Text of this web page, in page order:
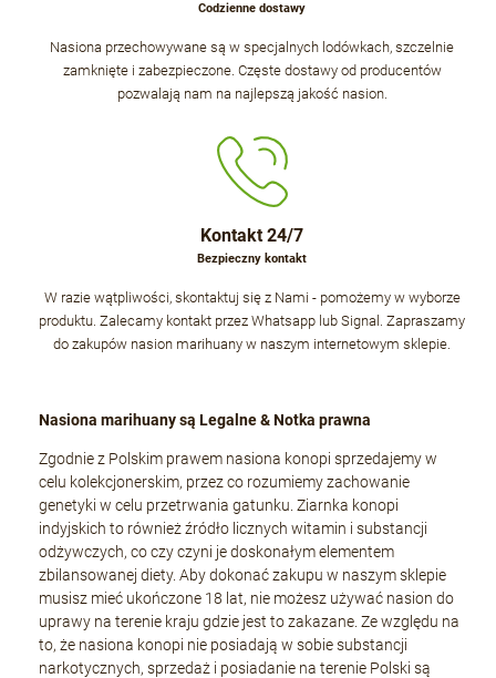
Codzienne dostawy
Nasiona przechowywane są w specjalnych lodówkach, szczelnie
zamknięte i zabezpieczone. Częste dostawy od producentów
pozwalają nam na najlepszą jakość nasion.
Kontakt 24/7
Bezpieczny kontakt
W razie wątpliwości, skontaktuj się z Nami - pomożemy w wyborze
produktu. Zalecamy kontakt przez Whatsapp lub Signal. Zapraszamy
do zakupów nasion marihuany w naszym internetowym sklepie.
Nasiona marihuany są Legalne & Notka prawna
Zgodnie z Polskim prawem nasiona konopi sprzedajemy w
celu kolekcjonerskim, przez co rozumiemy zachowanie
genetyki w celu przetrwania gatunku. Ziarnka konopi
indyjskich to również źródło licznych witamin i substancji
odżywczych, co czy czyni je doskonałym elementem
zbilansowanej diety. Aby dokonać zakupu w naszym sklepie
musisz mieć ukończone 18 lat, nie możesz używać nasion do
uprawy na terenie kraju gdzie jest to zakazane. Ze względu na
to, że nasiona konopi nie posiadają w sobie substancji
narkotycznych, sprzedaż i posiadanie na terenie Polski są